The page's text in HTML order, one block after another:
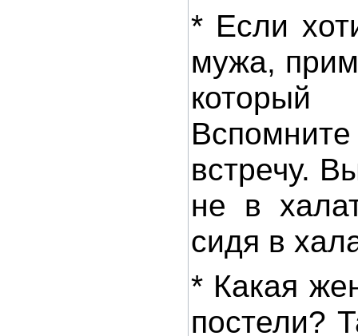
* Если
мужа,
который
встречу.
не в
сидя в
* Какая
постели?